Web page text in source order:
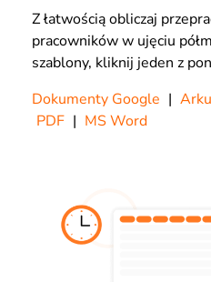
Z łatwością obliczaj
pracowników w ujęciu
szablony, kliknij jeden z
Dokumenty Google |
PDF | MS Word